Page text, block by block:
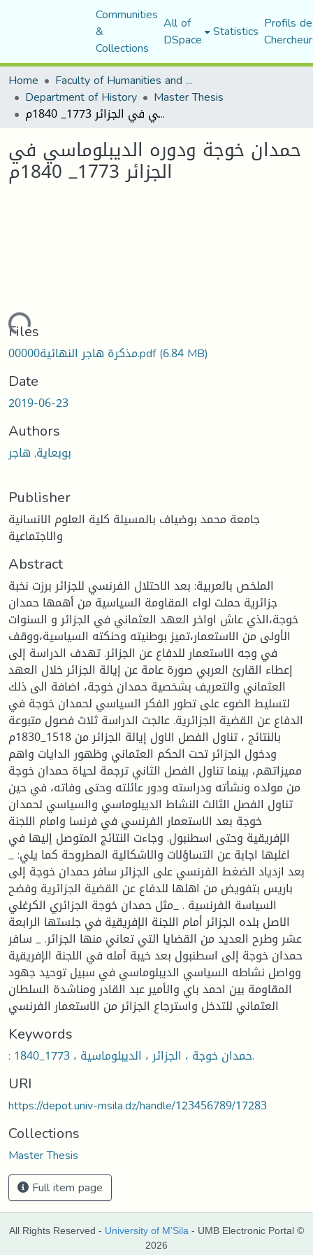
Communities
&
Collections
All of
DSpace Statistics Profils
Home
Faculty of Humanities and Social Sciences
Department of History Master Thesis
حمدان خوجة ودوره الديبلوماسي في الجزائر 1773_ 1840م
حمدان خوجة ودوره الديبلوماسي في
الجزائر 1773_ 1840م
Files
مذكرة هاجر النهائية00000.pdf(6.84 MB)
Date
2019-06-23
Authors
بوبعاية, هاجر
Publisher
جامعة محمد بوضياف بالمسيلة كلية العلوم الانسانية
والاجتماعية
Abstract
الملخص بالعربية: بعد الاحتلال الفرنسي للجزائر برزت نخبة
جزائرية حملت لواء المقاومة السياسية من أهمها حمدان
خوجة،الذي عاش اواخر العهد العثماني في الجزائر و السنوات
الأولى من الاستعمار،تميز بوطنيته وحنكته السياسية،ووقف
في وجه الاستعمار للدفاع عن الجزائر. تهدف الدراسة إلى
إعطاء القارئ العربي صورة عامة عن إيالة الجزائر خلال العهد
العثماني والتعريف بشخصية حمدان خوجة، اضافة الى ذلك
لتسليط الضوء على تطور الفكر السياسي لحمدان خوجة في
الدفاع عن القضية الجزائرية. عالجت الدراسة ثلاث فصول متبوعة
بالنتائج ، تناول الفصل الاول إيالة الجزائر من 1518_1830م
ودخول الجزائر تحت الحكم العثماني وظهور الدايات واهم
مميزاتهم، بينما تناول الفصل الثاني ترجمة لحياة حمدان خوجة
من مولده ونشأته ودراسته ودور عائلته وحتى وفاته، في حين
تناول الفصل الثالث النشاط الديبلوماسي والسياسي لحمدان
خوجة بعد الاستعمار الفرنسي في فرنسا وامام اللجنة
الإفريقية وحتى اسطنبول. وجاءت النتائج المتوصل إليها في
اغلبها اجابة عن التساؤلات والاشكالية المطروحة كما يلي: _
بعد ازدياد الضغط الفرنسي على الجزائر سافر حمدان خوجة إلى
باريس بتفويض من اهلها للدفاع عن القضية الجزائرية وفضح
السياسة الفرنسية . _مثل حمدان خوجة الجزائري الكرغلي
الاصل بلده الجزائر أمام اللجنة الإفريقية في جلستها الرابعة
عشر وطرح العديد من القضايا التي تعاني منها الجزائر. _ سافر
حمدان خوجة إلى اسطنبول بعد خيبة أمله في اللجنة الإفريقية
وواصل نشاطه السياسي الديبلوماسي في سبيل توحيد جهود
المقاومة بين احمد باي والأمير عبد القادر ومناشدة السلطان
العثماني للتدخل واسترجاع الجزائر من الاستعمار الفرنسي
Keywords
: حمدان خوجة ، الجزائر ، الديبلوماسية ، 1773_1840.
URI
https://depot.univ-msila.dz/handle/123456789/17283
Collections
Master Thesis
Full item page
All Rights Reserved - University of M'Sila - UMB Electronic Portal ©
2026